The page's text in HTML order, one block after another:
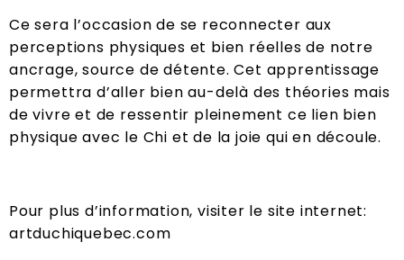
Ce sera l’occasion de se reconnecter aux
perceptions physiques et bien réelles de notre
ancrage, source de détente. Cet apprentissage
permettra d’aller bien au-delà des théories mais
de vivre et de ressentir pleinement ce lien bien
physique avec le Chi et de la joie qui en découle.
Pour plus d’information, visiter le site internet:
artduchiquebec.com